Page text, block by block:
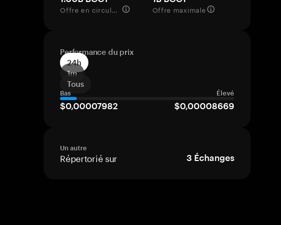
Offre en circulation
Offre maximale
Performance du prix
24h
1m
Tous
Bas Élevé
$0,00007982 $0,00008669
Un autre
Répertorié sur 3 Échanges